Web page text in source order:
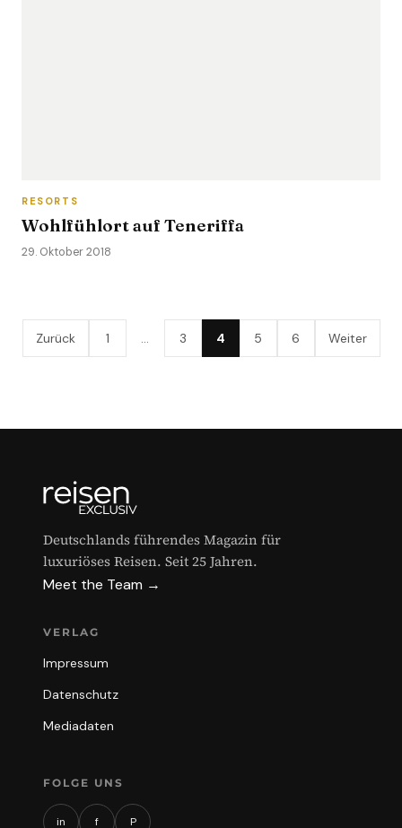
RESORTS
Wohlfühlort auf Teneriffa
29. Oktober 2018
Zurück 1 3 4 5 6 Weiter
Deutschlands führendes Magazin für
luxuriöses Reisen. Seit 25 Jahren.
Meet the Team →
VERLAG
Impressum
Datenschutz
Mediadaten
FOLGE UNS
in f P